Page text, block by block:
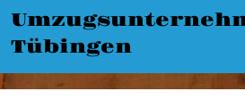
Tübingen